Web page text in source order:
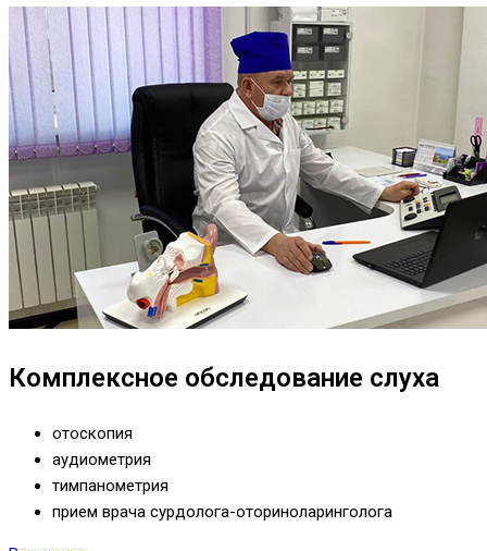
Комплексное обследование слуха
отоскопия
аудиометрия
тимпанометрия
прием врача сурдолога-оториноларинголога